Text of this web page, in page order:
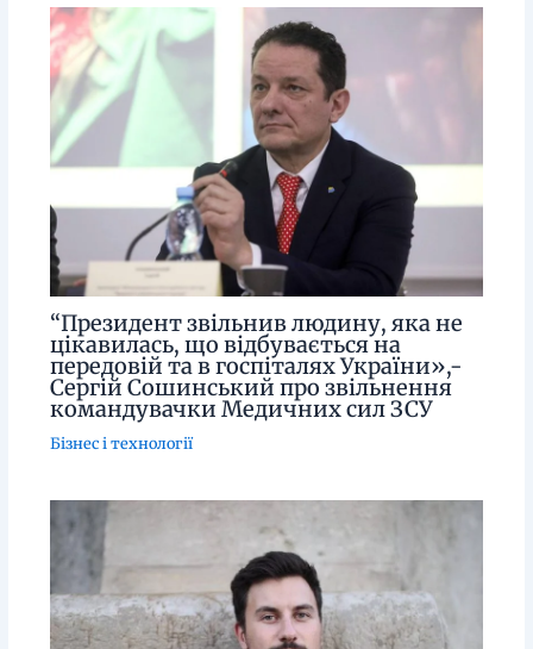
“Президент звільнив людину, яка не
цікавилась, що відбувається на
передовій та в госпіталях України»,-
Сергій Сошинський про звільнення
командувачки Медичних сил ЗСУ
Бізнес і технології